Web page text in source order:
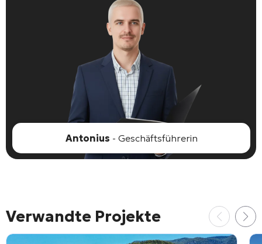
Antonius - Geschäftsführerin
Verwandte Projekte